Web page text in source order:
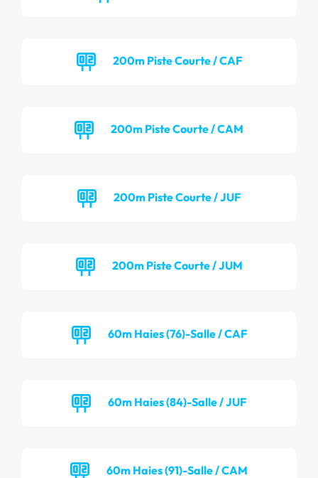
200m Piste Courte / CAF
200m Piste Courte / CAM
200m Piste Courte / JUF
200m Piste Courte / JUM
60m Haies (76)-Salle / CAF
60m Haies (84)-Salle / JUF
60m Haies (91)-Salle / CAM